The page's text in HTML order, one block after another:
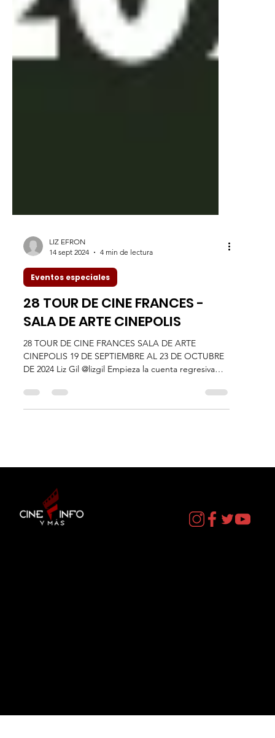
LIZ EFRON
14 sept 2024
4 min de lectura
Eventos especiales
28 TOUR DE CINE FRANCES -
SALA DE ARTE CINEPOLIS
28 TOUR DE CINE FRANCES SALA DE ARTE
DE 2024 Liz Gil @lizgil Empieza la cuenta regresiva
para...
Menú